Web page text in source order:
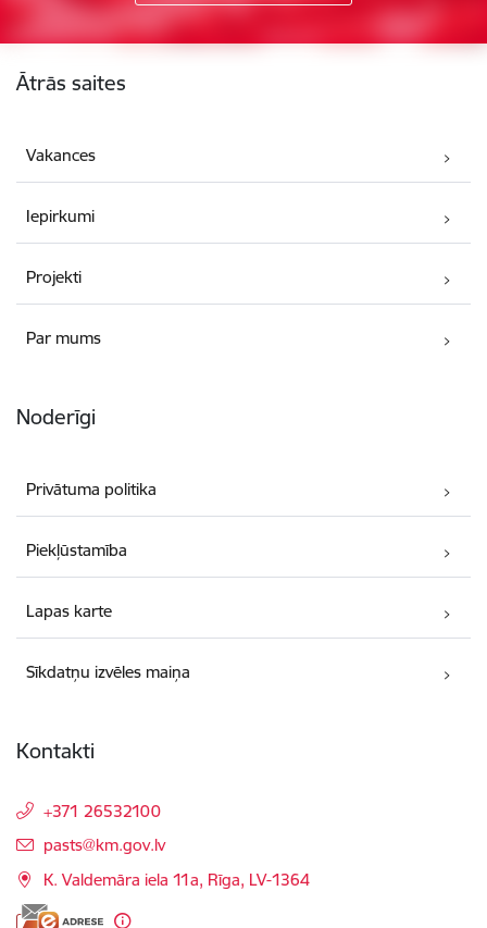
Ātrās saites
Vakances
Iepirkumi
Projekti
Par mums
Noderīgi
Privātuma politika
Piekļūstamība
Lapas karte
Sīkdatņu izvēles maiņa
Kontakti
+371 26532100
E-pasts:
pasts@km.gov.lv
K. Valdemāra iela 11a, Rīga, LV-1364